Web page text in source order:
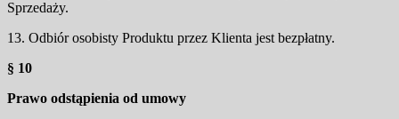
Sprzedaży.
13. Odbiór osobisty Produktu przez Klienta jest bezpłatny.
§ 10
Prawo odstąpienia od umowy